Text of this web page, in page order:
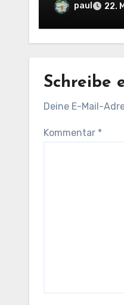
paul 22.
Schreibe
Deine E-Mail-
Kommentar *